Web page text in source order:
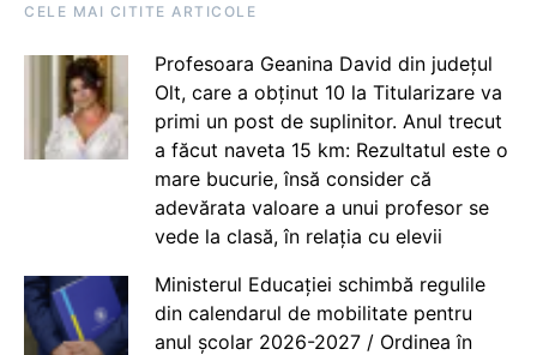
CELE MAI CITITE ARTICOLE
Profesoara Geanina David din județul
Olt, care a obținut 10 la Titularizare va
primi un post de suplinitor. Anul trecut
a făcut naveta 15 km: Rezultatul este o
mare bucurie, însă consider că
adevărata valoare a unui profesor se
vede la clasă, în relația cu elevii
Ministerul Educației schimbă regulile
din calendarul de mobilitate pentru
anul școlar 2026-2027 / Ordinea în